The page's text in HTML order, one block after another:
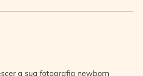
a sua fotografia newborn